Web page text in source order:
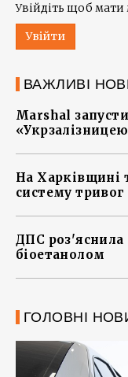
Увійдіть щоб
Увійти
ВАЖЛИВІ
Marshal
На Харківщині
систему
ДПС роз'яснила
біоетанолом
ГОЛОВНІ